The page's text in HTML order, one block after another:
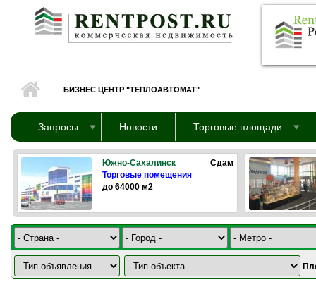
Перейти к основному содержанию
БИЗНЕС ЦЕНТР "ТЕПЛОАВТОМАТ"
Запросы Новости Торговые площади
Южно-Сахалинск
Сдам
Торговые помещения
до 64000 м2